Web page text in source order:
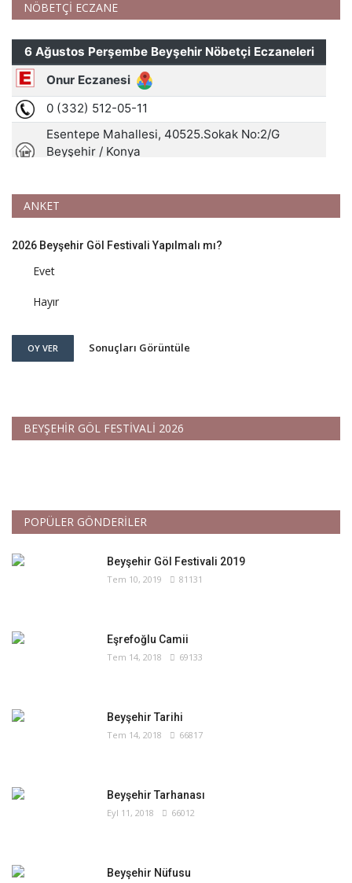
NÖBETÇİ ECZANE
ANKET
2026 Beyşehir Göl Festivali Yapılmalı mı?
Evet
Hayır
OY VER Sonuçları Görüntüle
BEYŞEHİR GÖL FESTİVALİ 2026
POPÜLER GÖNDERİLER
Beyşehir Göl Festivali 2019
Tem 10, 2019 81131
Eşrefoğlu Camii
Tem 14, 2018 69133
Beyşehir Tarihi
Tem 14, 2018 66817
Beyşehir Tarhanası
Eyl 11, 2018 66012
Beyşehir Nüfusu